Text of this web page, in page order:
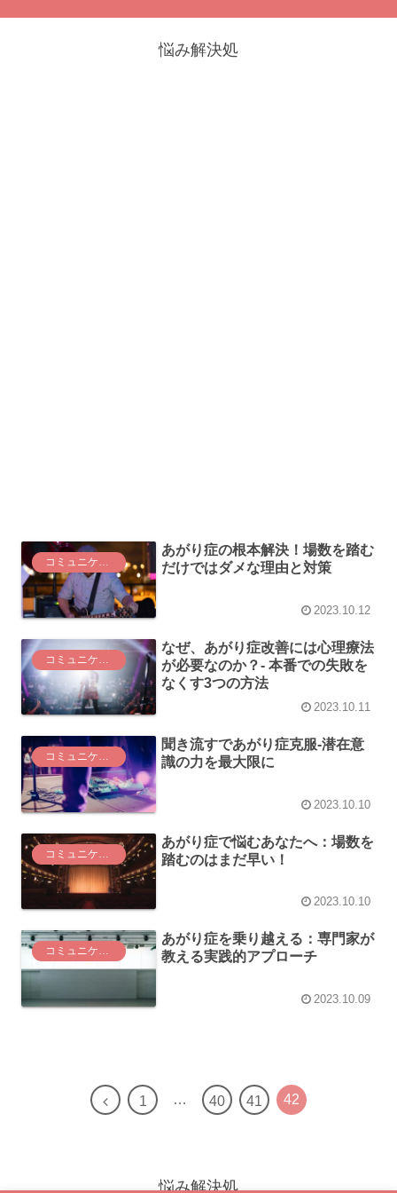
悩み解決処
コミュニケーション
あがり症の根本解決！場数を踏む
だけではダメな理由と対策
2023.10.12
なぜ、あがり症改善には心理療法
が必要なのか？- 本番での失敗を
なくす3つの方法
2023.10.11
コミュニケーション
聞き流すであがり症克服-潜在意
識の力を最大限に
2023.10.10
あがり症で悩むあなたへ：場数を
踏むのはまだ早い！
2023.10.10
コミュニケーション
あがり症を乗り越える：専門家が
教える実践的アプローチ
2023.10.09
前
1 … 40 41 42
悩み解決処